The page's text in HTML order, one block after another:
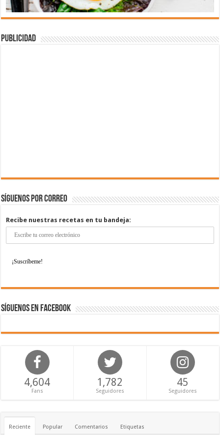
Publicidad
Síguenos por correo
Recibe nuestras recetas en tu bandeja:
Síguenos en Facebook
4,604
Fans
1,782
Seguidores
45
Seguidores
Reciente Popular Comentarios Etiquetas